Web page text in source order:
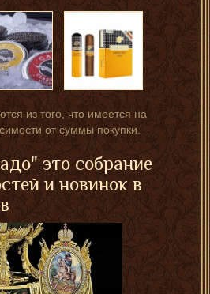
из того, что имеется на
от суммы покупки.
это собрание
и новинок в